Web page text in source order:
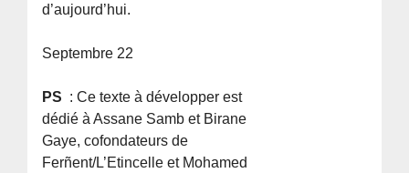
d’aujourd’hui.
Septembre 22
PS : Ce texte à développer est
dédié à Assane Samb et Birane
Gaye, cofondateurs de
Ferñent/L’Etincelle et Mohamed